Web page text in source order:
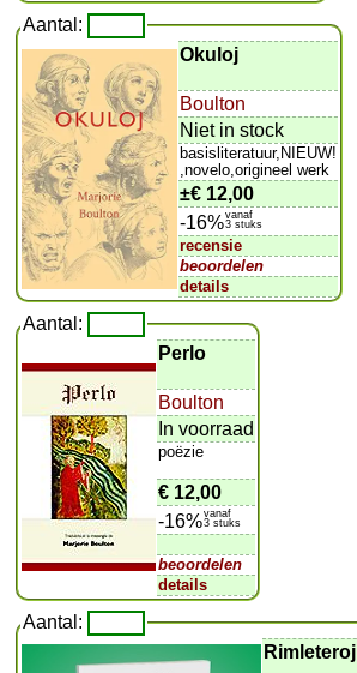
Aantal:
Okuloj
Boulton
Niet in stock
basisliteratuur,NIEUW!
,novelo,origineel werk
±€ 12,00
-16%vanaf
3 stuks
recensie
beoordelen
details
Aantal:
Perlo
Boulton
In voorraad
poëzie
€ 12,00
-16%vanaf
3 stuks
beoordelen
details
Aantal:
Rimleteroj